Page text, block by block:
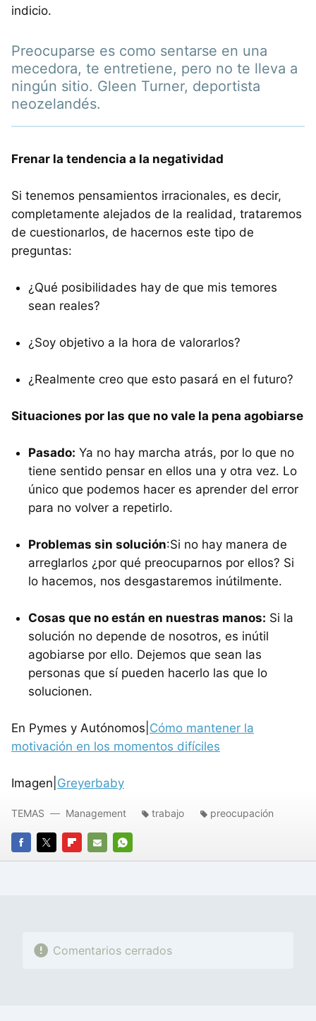
indicio.
Preocuparse es como sentarse en una
mecedora, te entretiene, pero no te lleva a
ningún sitio. Gleen Turner, deportista
neozelandés.
Frenar la tendencia a la negatividad
Si tenemos pensamientos irracionales, es decir,
completamente alejados de la realidad, trataremos
de cuestionarlos, de hacernos este tipo de
preguntas:
¿Qué posibilidades hay de que mis temores
sean reales?
¿Soy objetivo a la hora de valorarlos?
¿Realmente creo que esto pasará en el futuro?
Situaciones por las que no vale la pena agobiarse
Pasado: Ya no hay marcha atrás, por lo que no
tiene sentido pensar en ellos una y otra vez. Lo
único que podemos hacer es aprender del error
para no volver a repetirlo.
Problemas sin solución:Si no hay manera de
arreglarlos ¿por qué preocuparnos por ellos? Si
lo hacemos, nos desgastaremos inútilmente.
Cosas que no están en nuestras manos: Si la
solución no depende de nosotros, es inútil
agobiarse por ello. Dejemos que sean las
personas que sí pueden hacerlo las que lo
solucionen.
En Pymes y Autónomos| Cómo mantener la
motivación en los momentos difíciles
Imagen| Greyerbaby
FACEBOOK
TWITTERFLIPBOARD
E-
WHATSAPP
TEMAS Management trabajo preocupación
Comentarios cerrados